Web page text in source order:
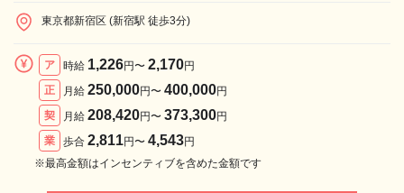
東京都新宿区 (新宿駅 徒歩3分)
ア 時給 1,226円〜 2,170円
正
月給 250,000円〜 400,000円
契
月給 208,420円〜 373,300円
業
歩合 2,811円〜 4,543円
※最高金額はインセンティブを含めた金額です